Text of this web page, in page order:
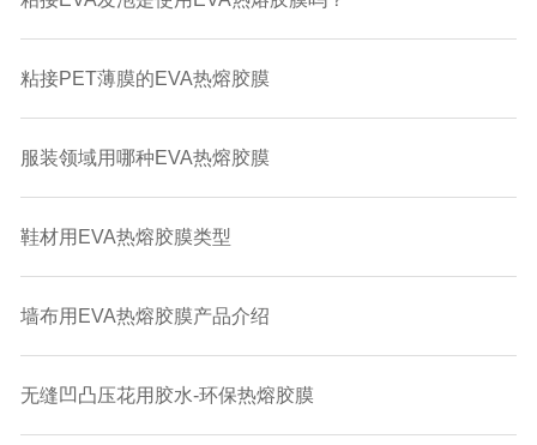
粘接PET薄膜的EVA热熔胶膜
服装领域用哪种EVA热熔胶膜
鞋材用EVA热熔胶膜类型
墙布用EVA热熔胶膜产品介绍
无缝凹凸压花用胶水-环保热熔胶膜